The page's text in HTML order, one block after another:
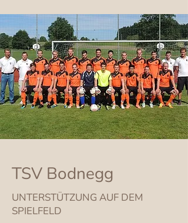
TSV Bodnegg
UNTERSTÜTZUNG AUF DEM
SPIELFELD